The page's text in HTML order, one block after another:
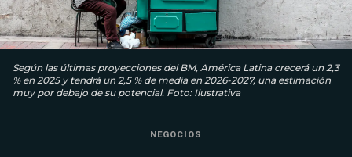
Según las últimas proyecciones del BM, América Latina crecerá un 2,3
% en 2025 y tendrá un 2,5 % de media en 2026-2027, una estimación
muy por debajo de su potencial. Foto: Ilustrativa
NEGOCIOS